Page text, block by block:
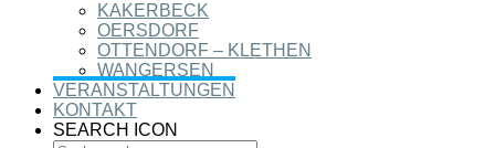
KAKERBECK
OERSDORF
OTTENDORF – KLETHEN
WANGERSEN
VERANSTALTUNGEN
KONTAKT
SEARCH ICON